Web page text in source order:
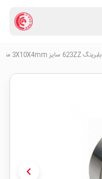
بلبرینگ 623ZZ سایز 3X10X4mm مناسب پرینترهای سه بعدی
chevron_left